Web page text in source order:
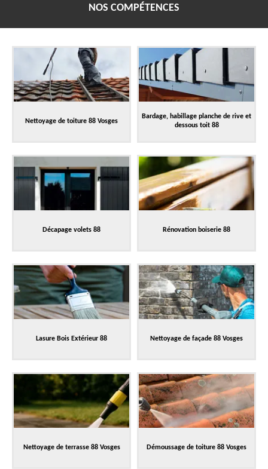
NOS COMPÉTENCES
Nettoyage de toiture 88 Vosges
Bardage, habillage planche de rive et
dessous toit 88
Décapage volets 88 Rénovation boiserie 88
Lasure Bois Extérieur 88 Nettoyage de façade 88 Vosges
Nettoyage de terrasse 88 Vosges Démoussage de toiture 88 Vosges